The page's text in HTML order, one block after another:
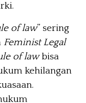
of law” sering
Feminist Legal
of lawbisa
kehilangan